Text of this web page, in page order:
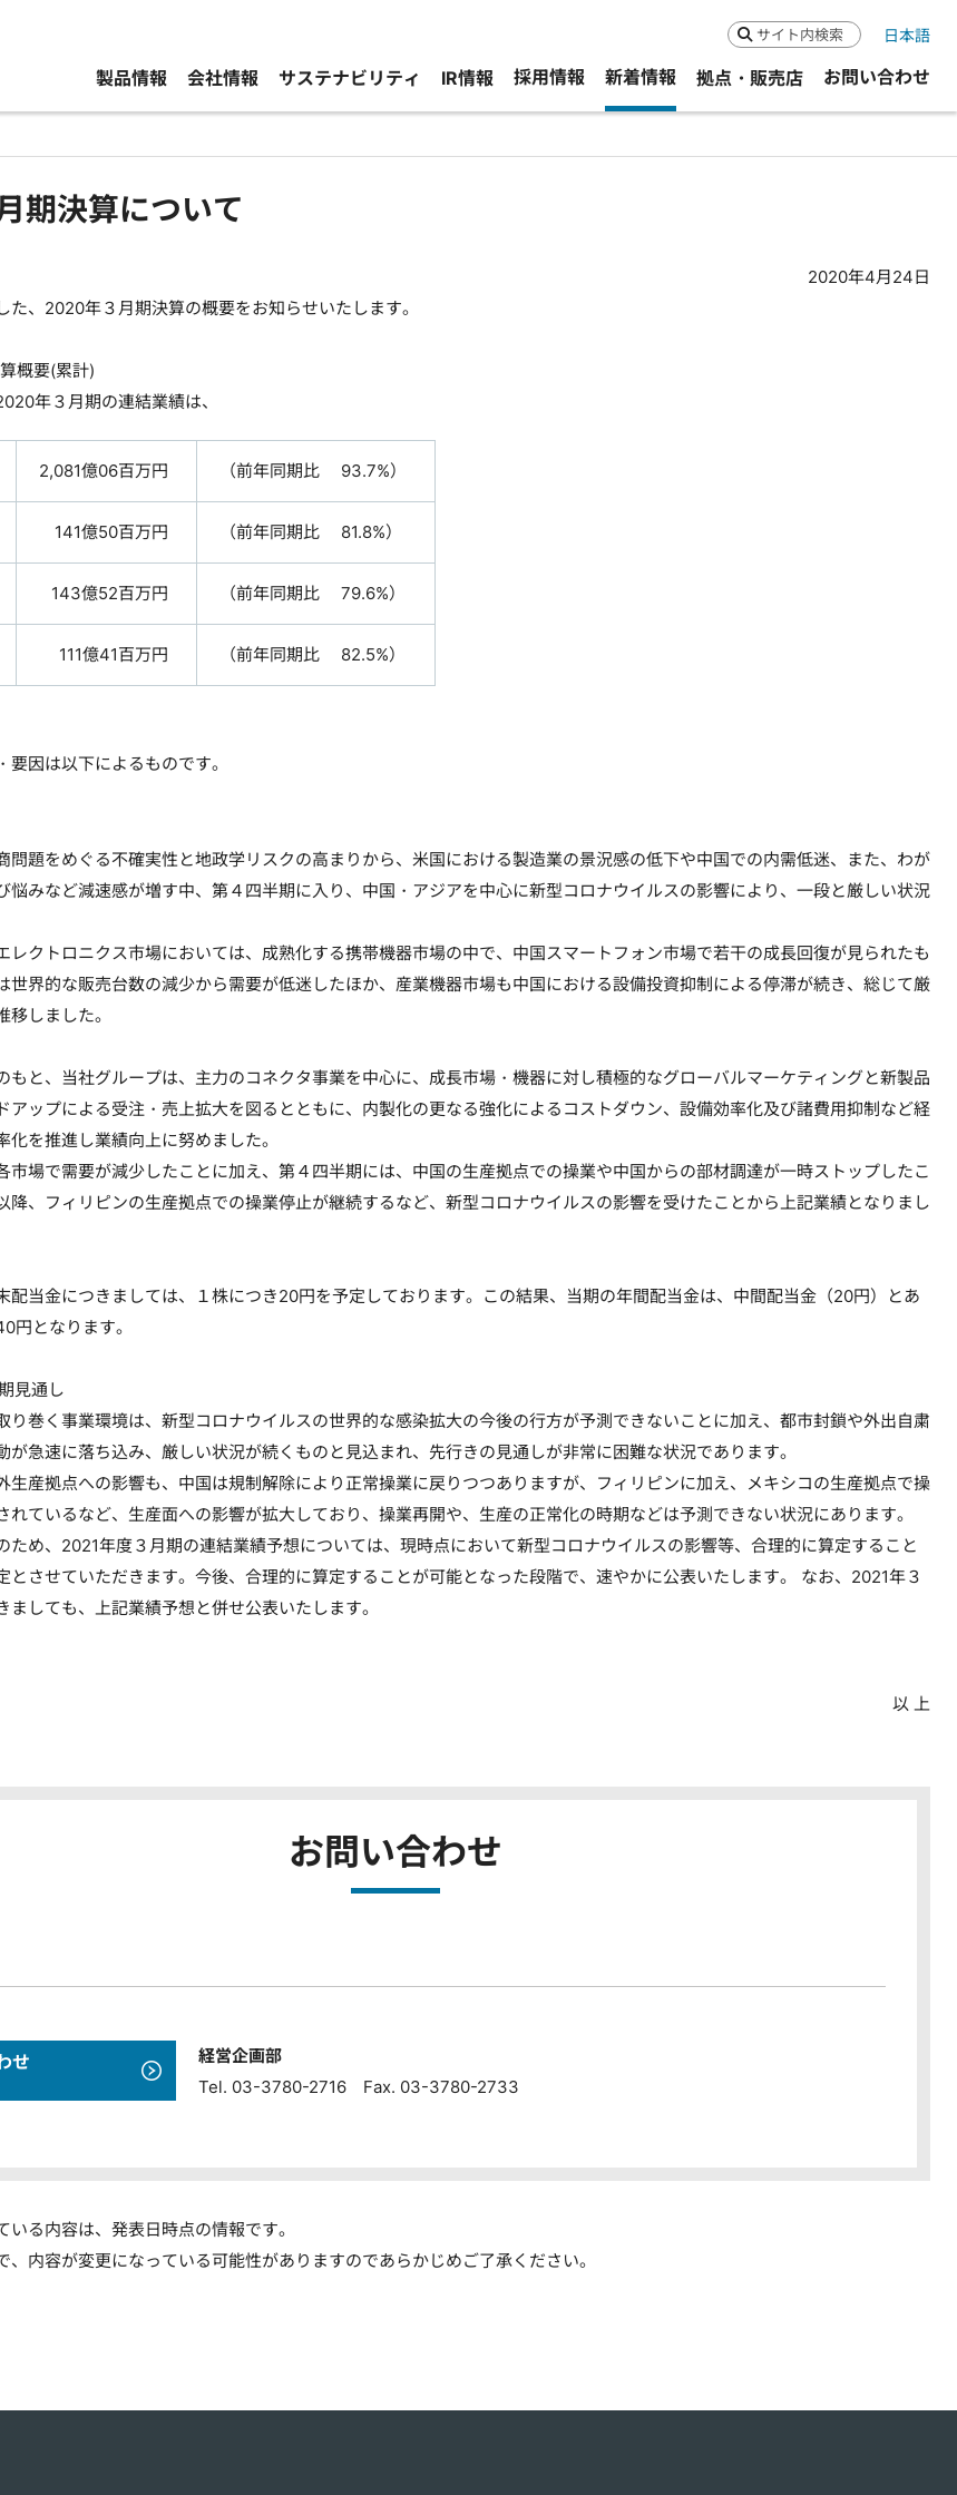
検索 日本語
製品情報 会社情報 サステナビリティ IR情報 採用情報 新着情報 拠点・販売店 お問い合わせ
期決算について
2020年4月24日
た、2020年３月期決算の概要をお知らせいたします。
概要(累計)
年３月期の連結業績は、
2,081億06百万円 （前年同期比 93.7%）
141億50百万円 （前年同期比 81.8%）
143億52百万円 （前年同期比 79.6%）
111億41百万円 （前年同期比 82.5%）
因は以下によるものです。
題をめぐる不確実性と地政学リスクの高まりから、米国における製造業の景況感の低下や中国での内需低迷、また、わが
悩みなど減速感が増す中、第４四半期に入り、中国・アジアを中心に新型コロナウイルスの影響により、一段と厳しい状況
クトロニクス市場においては、成熟化する携帯機器市場の中で、中国スマートフォン市場で若干の成長回復が見られたも
世界的な販売台数の減少から需要が低迷したほか、産業機器市場も中国における設備投資抑制による停滞が続き、総じて厳
移しました。
と、当社グループは、主力のコネクタ事業を中心に、成長市場・機器に対し積極的なグローバルマーケティングと新製品
アップによる受注・売上拡大を図るとともに、内製化の更なる強化によるコストダウン、設備効率化及び諸費用抑制など経
化を推進し業績向上に努めました。
場で需要が減少したことに加え、第４四半期には、中国の生産拠点での操業や中国からの部材調達が一時ストップしたこ
降、フィリピンの生産拠点での操業停止が継続するなど、新型コロナウイルスの影響を受けたことから上記業績となりまし
当金につきましては、１株につき20円を予定しております。この結果、当期の年間配当金は、中間配当金（20円）とあ
円となります。
見通し
巻く事業環境は、新型コロナウイルスの世界的な感染拡大の今後の行方が予測できないことに加え、都市封鎖や外出自粛
が急速に落ち込み、厳しい状況が続くものと見込まれ、先行きの見通しが非常に困難な状況であります。
産拠点への影響も、中国は規制解除により正常操業に戻りつつありますが、フィリピンに加え、メキシコの生産拠点で操
れているなど、生産面への影響が拡大しており、操業再開や、生産の正常化の時期などは予測できない状況にあります。
め、2021年度３月期の連結業績予想については、現時点において新型コロナウイルスの影響等、合理的に算定すること
とさせていただきます。今後、合理的に算定することが可能となった段階で、速やかに公表いたします。 なお、2021年３
ましても、上記業績予想と併せ公表いたします。
以 上
お問い合わせ
せ
経営企画部
Tel. 03-3780-2716 Fax. 03-3780-2733
いる内容は、発表日時点の情報です。
、内容が変更になっている可能性がありますのであらかじめご了承ください。